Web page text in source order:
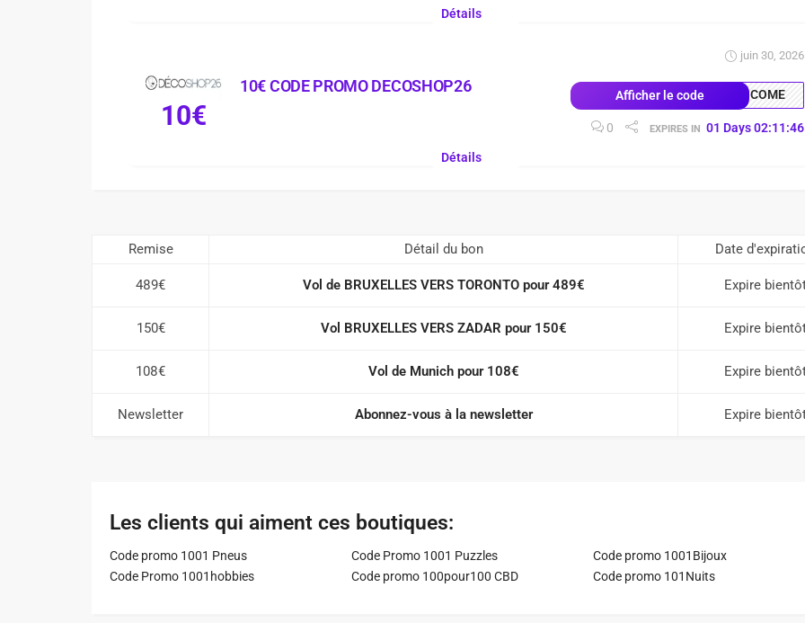
Détails
10€
10€ CODE PROMO DECOSHOP26
juin 30, 2026
Afficher le code COME
0 EXPIRES IN 01 Days 02:11:45
Détails
Remise Détail du bon Date
489€ Vol de BRUXELLES VERS TORONTO pour 489€ Expire
150€ Vol BRUXELLES VERS ZADAR pour 150€ Expire
108€ Vol de Munich pour 108€ Expire
Newsletter Abonnez-vous à la newsletter Expire
Les clients qui aiment ces boutiques:
Code promo 1001 Pneus Code Promo 1001 Puzzles
Code promo 1001Bijoux
Code Promo 1001hobbies
Code promo 100pour100 CBD Code promo 101Nuits